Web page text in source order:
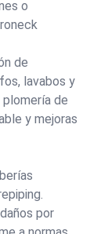
o
de
lavabos y
de
y mejoras
por